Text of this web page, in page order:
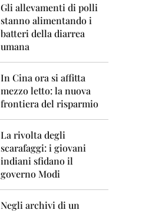
Gli allevamenti di polli
stanno alimentando i
batteri della diarrea
umana
In Cina ora si affitta
mezzo letto: la nuova
frontiera del risparmio
La rivolta degli
scarafaggi: i giovani
indiani sfidano il
governo Modi
Negli archivi di un